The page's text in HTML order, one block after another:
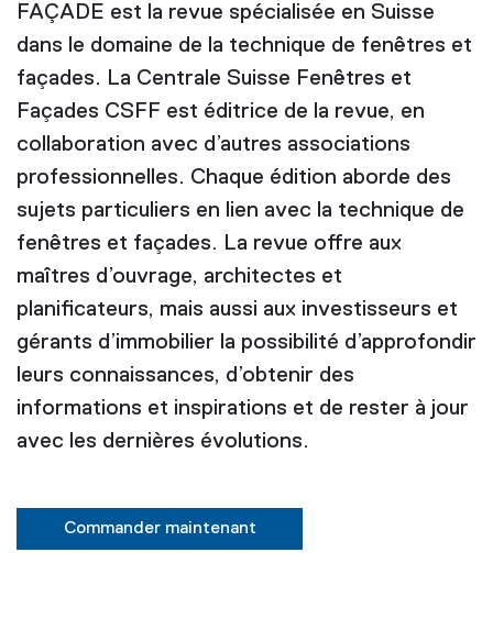
FAÇADE est la revue spécialisée en Suisse
dans le domaine de la technique de fenêtres et
façades. La Centrale Suisse Fenêtres et
Façades CSFF est éditrice de la revue, en
collaboration avec d’autres associations
professionnelles. Chaque édition aborde des
sujets particuliers en lien avec la technique de
fenêtres et façades. La revue offre aux
maîtres d’ouvrage, architectes et
planificateurs, mais aussi aux investisseurs et
gérants d’immobilier la possibilité d’approfondir
leurs connaissances, d’obtenir des
informations et inspirations et de rester à jour
avec les dernières évolutions.
Commander maintenant